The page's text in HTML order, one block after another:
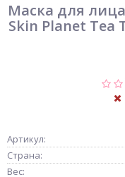
Маска для
Skin Planet Tea
Артикул:
Страна:
Вес: